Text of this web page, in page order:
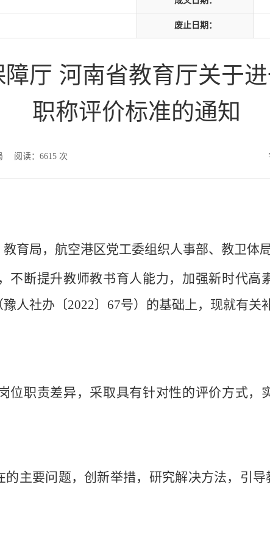
废止日期：
厅 河南省教育厅关于
职称评价标准的通知
阅读： 6615 次
育局， 航空港区党工委组织人事部、 教卫体
不断提升教师教书育人能力，加强新时代高
人社办〔2022〕 67号）的基础上，现就有关
位职责差异， 采取具有针对性的评价方式，
的主要问题，创新举措，研究解决方法，引